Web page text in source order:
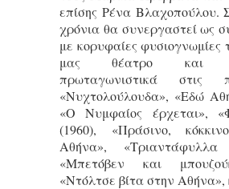
επίσης Ρένα Βλαχοπούλου.
χρόνια θα συνεργαστεί ως
με κορυφαίες φυσιογνωμίες
μας θέατρο και
πρωταγωνιστικά στις
«Νυχτολούλουδα», «Εδώ
«Ο Νυμφαίος έρχεται»,
(1960), «Πράσινο,
Αθήνα»,
«Μπετόβεν και
«Ντόλτσε βίτα στην Αθήνα»,